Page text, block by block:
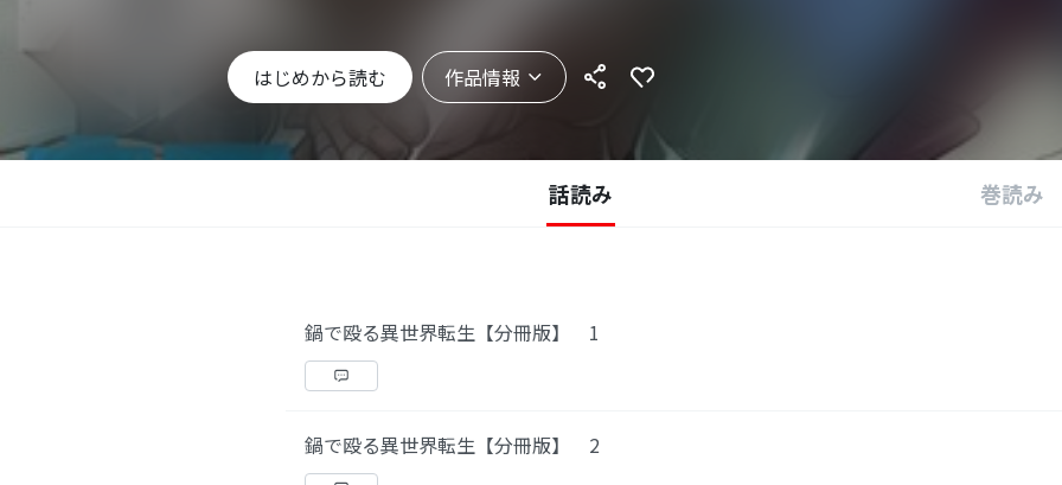
はじめから読む 作品情報
話読み 巻読み
鍋で殴る異世界転生【分冊版】 1
鍋で殴る異世界転生【分冊版】 2